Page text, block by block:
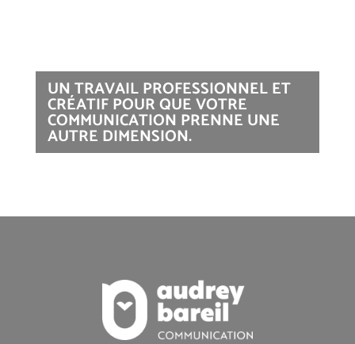
UN TRAVAIL PROFESSIONNEL ET
CRÉATIF POUR QUE VOTRE
COMMUNICATION PRENNE UNE
AUTRE DIMENSION.